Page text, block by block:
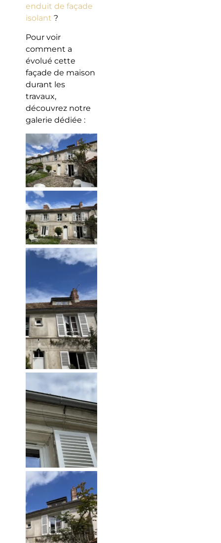
enduit de façade
isolant ?
Pour voir
comment a
évolué cette
façade de maison
durant les
travaux,
découvrez notre
galerie dédiée :